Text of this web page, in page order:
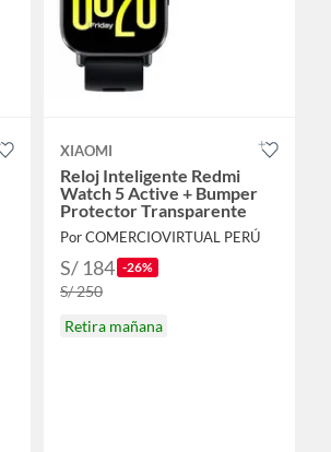
XIAOMI
Reloj Inteligente Redmi
Watch 5 Active + Bumper
Protector Transparente
Por COMERCIOVIRTUAL PERÚ
S/ 184 -26%
S/ 250
Retira mañana